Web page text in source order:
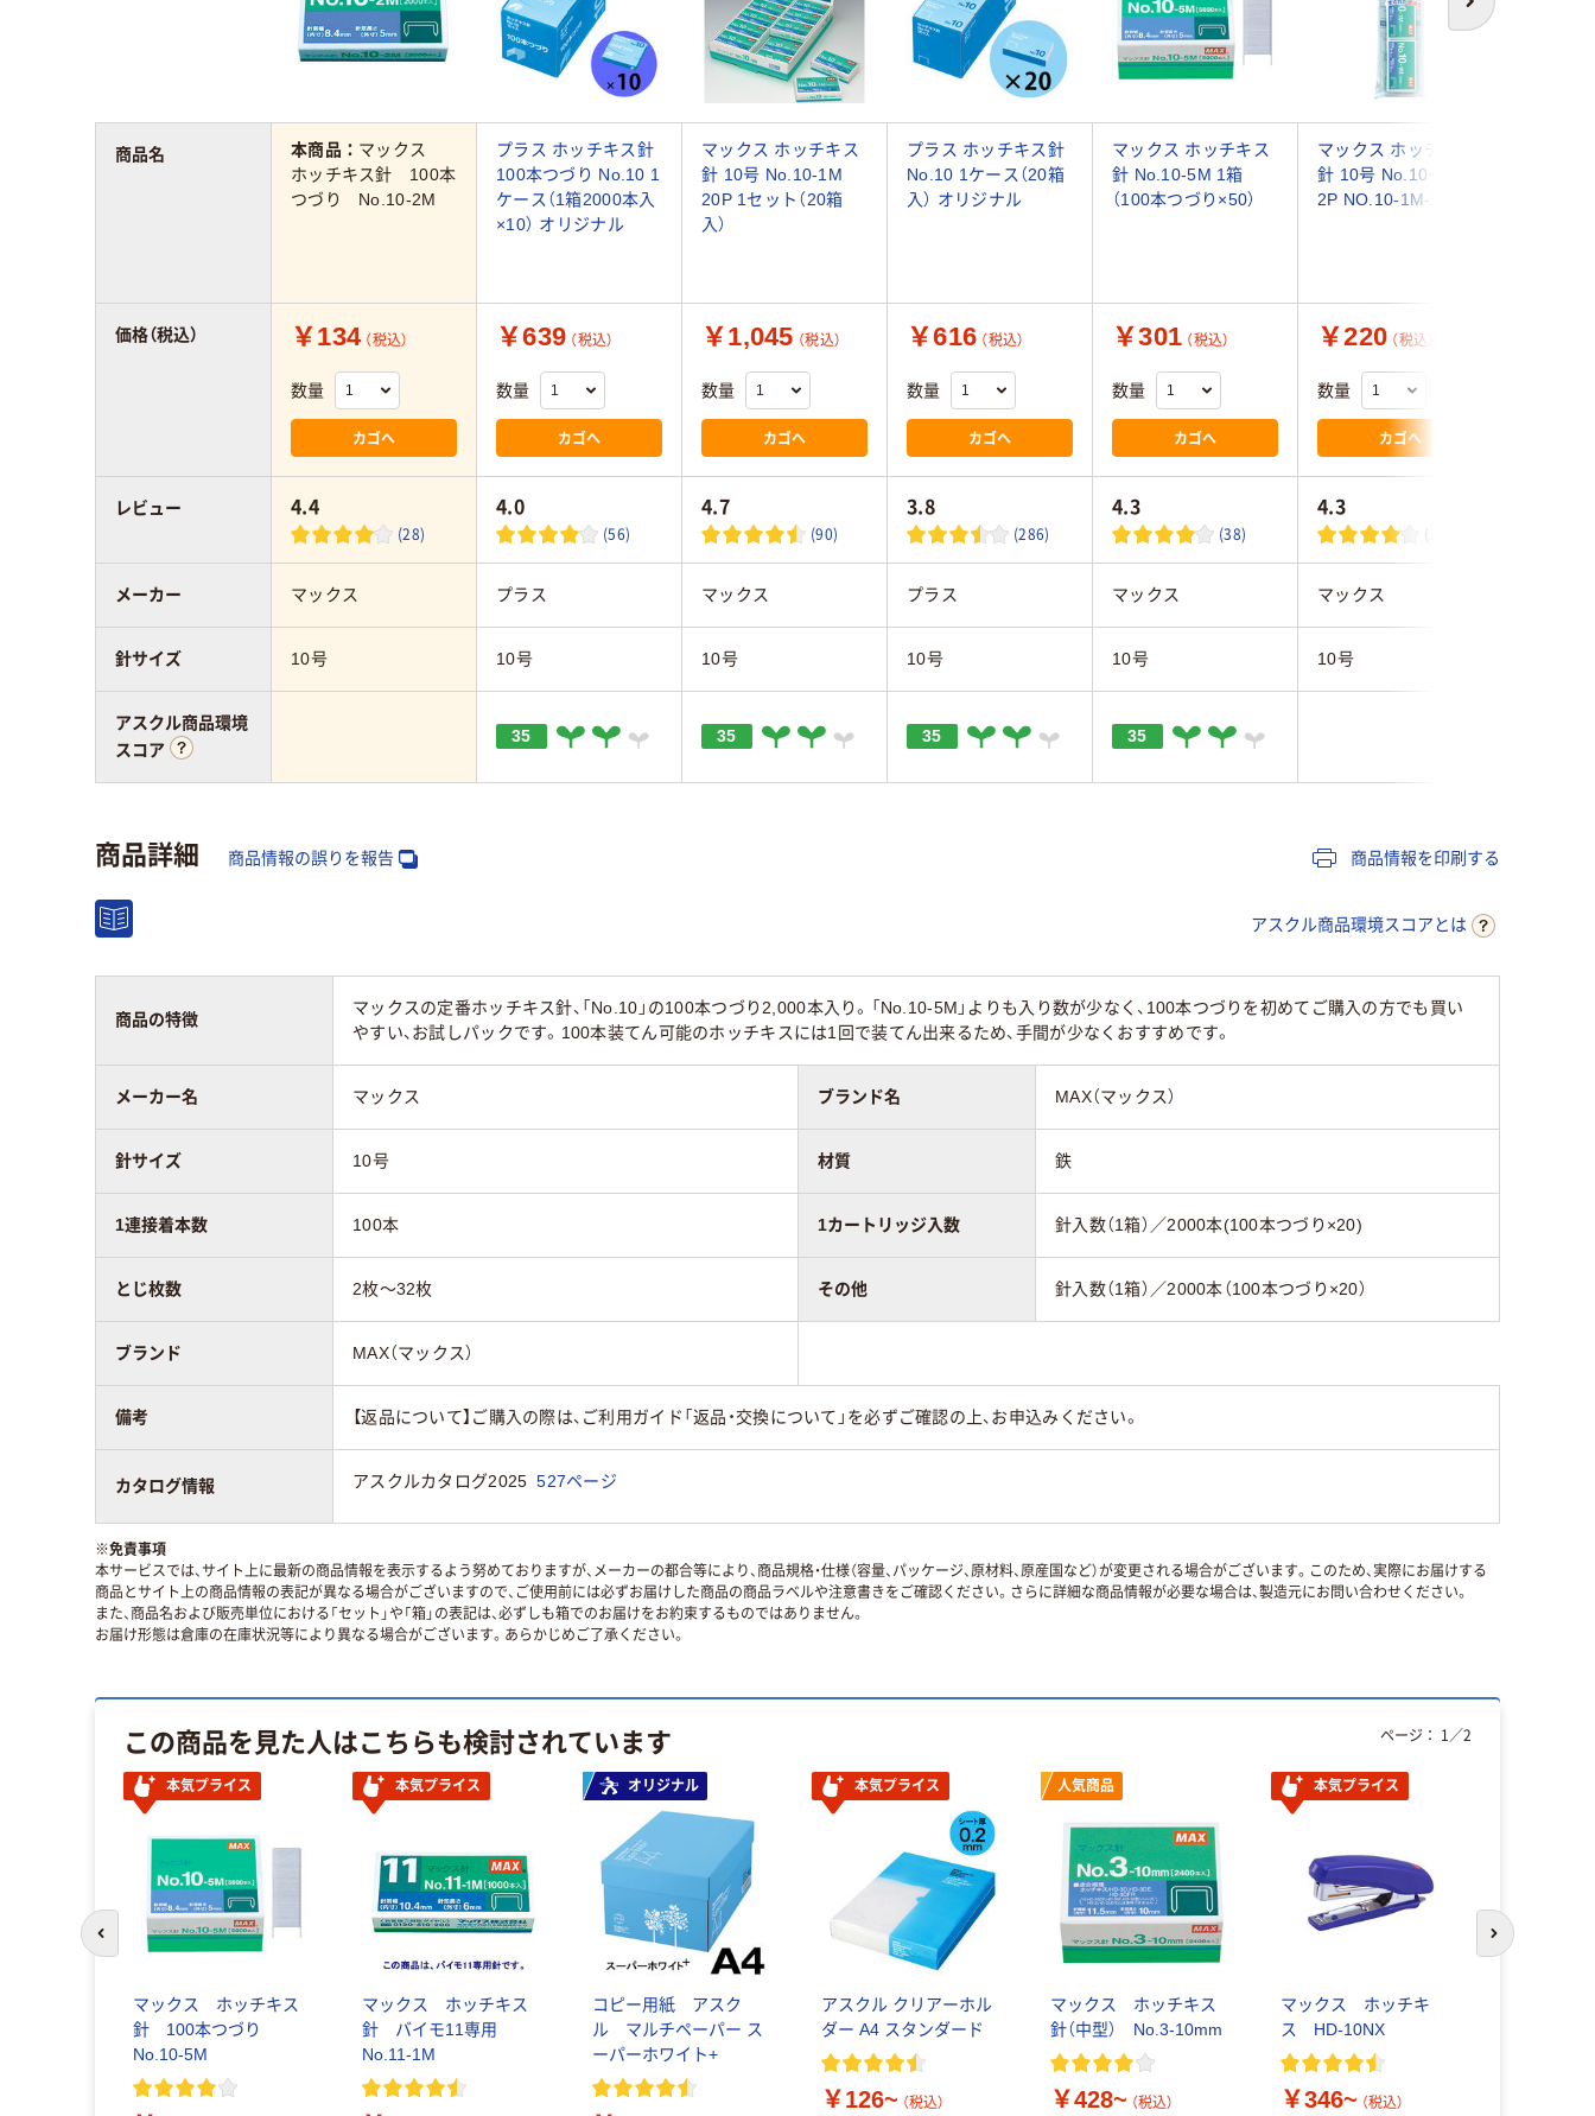
次へ
本商品： マックス
ホッチキス針 100本
つづり No.10-2M
プラス ホッチキス針
100本つづり No.10 1
ケース（1箱2000本入
×10） オリジナル
マックス ホッチキス
針 10号 No.10-1M
20P 1セット（20箱
入）
プラス ホッチキス針
No.10 1ケース（20箱
入） オリジナル
マックス ホッチキス
針 No.10-5M 1箱
（100本つづり×50）
マックス ホッチキス
針 10号 No.10ー1M
2P NO.10-1M-2P 1個
￥134 （税込）
数量
カゴへ
￥639 （税込）
数量
カゴへ
￥1,045 （税込）
数量
カゴへ
￥616 （税込）
数量
カゴへ
￥301 （税込）
数量
カゴへ
￥220 （税込）
数量
カゴへ
4.4
(28)
4.0
(56)
4.7
(90)
3.8
(286)
4.3
(38)
4.3
(12)
マックス プラス マックス プラス マックス マックス
10号 10号 10号 10号 10号 10号
35 35 35 35
商品名
価格（税込）
レビュー
メーカー
針サイズ
アスクル商品環境
スコア
商品詳細 商品情報の誤りを報告 商品情報を印刷する
アスクル商品環境スコアとは
商品の特徴
マックスの定番ホッチキス針、「No.10」の100本つづり2,000本入り。「No.10-5M」よりも入り数が少なく、100本つづりを初めてご購入の方でも買い
やすい、お試しパックです。100本装てん可能のホッチキスには1回で装てん出来るため、手間が少なくおすすめです。
メーカー名 マックス ブランド名 MAX（マックス）
針サイズ 10号 材質 鉄
1連接着本数 100本 1カートリッジ入数 針入数（1箱）／2000本(100本つづり×20)
とじ枚数 2枚～32枚 その他 針入数（1箱）／2000本（100本つづり×20）
ブランド MAX（マックス）
備考 【返品について】ご購入の際は、ご利用ガイド「返品・交換について」を必ずご確認の上、お申込みください。
カタログ情報 アスクルカタログ2025 527ページ
※免責事項
本サービスでは、サイト上に最新の商品情報を表示するよう努めておりますが、メーカーの都合等により、商品規格・仕様（容量、パッケージ、原材料、原産国など）が変更される場合がございます。このため、実際にお届けする
商品とサイト上の商品情報の表記が異なる場合がございますので、ご使用前には必ずお届けした商品の商品ラベルや注意書きをご確認ください。さらに詳細な商品情報が必要な場合は、製造元にお問い合わせください。
また、商品名および販売単位における「セット」や「箱」の表記は、必ずしも箱でのお届けをお約束するものではありません。
お届け形態は倉庫の在庫状況等により異なる場合がございます。あらかじめご了承ください。
この商品を見た人はこちらも検討されています
本気プライス
マックス ホッチキス
針 100本つづり
No.10-5M
本気プライス
マックス ホッチキス
針 バイモ11専用
No.11-1M
オリジナル
コピー用紙 アスク
ル マルチペーパー ス
ーパーホワイト+
本気プライス
アスクル クリアーホル
ダー A4 スタンダード
￥126~ （税込）
人気商品
マックス ホッチキス
針（中型） No.3-10mm
￥428~ （税込）
本気プライス
マックス ホッチキ
ス HD-10NX
￥346~ （税込）
ページ： 1 ／2
前のスライドへ 次のスライド